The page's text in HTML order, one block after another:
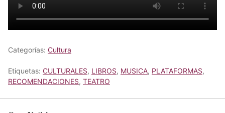
Categorías: Cultura
Etiquetas: CULTURALES, LIBROS, MUSICA, PLATAFORMAS,
RECOMENDACIONES, TEATRO